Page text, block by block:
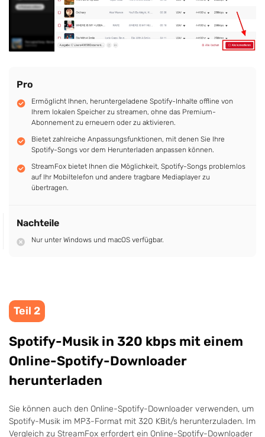
Pro
Ermöglicht Ihnen, heruntergeladene Spotify-Inhalte offline von
Ihrem lokalen Speicher zu streamen, ohne das Premium-
Abonnement zu erneuern oder zu aktivieren.
Bietet zahlreiche Anpassungsfunktionen, mit denen Sie Ihre
Spotify-Songs vor dem Herunterladen anpassen können.
StreamFox bietet Ihnen die Möglichkeit, Spotify-Songs problemlos
auf Ihr Mobiltelefon und andere tragbare Mediaplayer zu
übertragen.
Nachteile
Nur unter Windows und macOS verfügbar.
Teil 2
Spotify-Musik in 320 kbps mit einem
Online-Spotify-Downloader
herunterladen
Sie können auch den Online-Spotify-Downloader verwenden, um
Spotify-Musik im MP3-Format mit 320 KBit/s herunterzuladen. Im
Vergleich zu StreamFox erfordert ein Online-Spotify-Downloader